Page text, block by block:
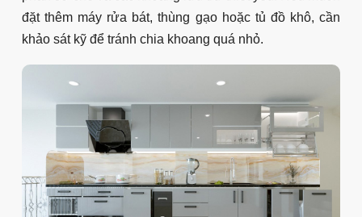
đặt thêm máy rửa bát, thùng gạo hoặc tủ đồ khô, cần
khảo sát kỹ để tránh chia khoang quá nhỏ.